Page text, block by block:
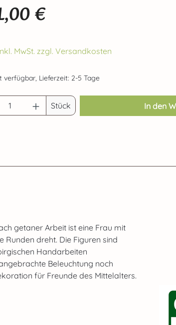
Preis: €
MwSt. zzgl. Versandkosten
verfügbar, Lieferzeit: 2-5 Tage
Anzahl: Gib den
Stück In den
getaner Arbeit ist eine Frau mit
dreht. Die Figuren sind
Handarbeiten
Beleuchtung noch
für Freunde des Mittelalters.